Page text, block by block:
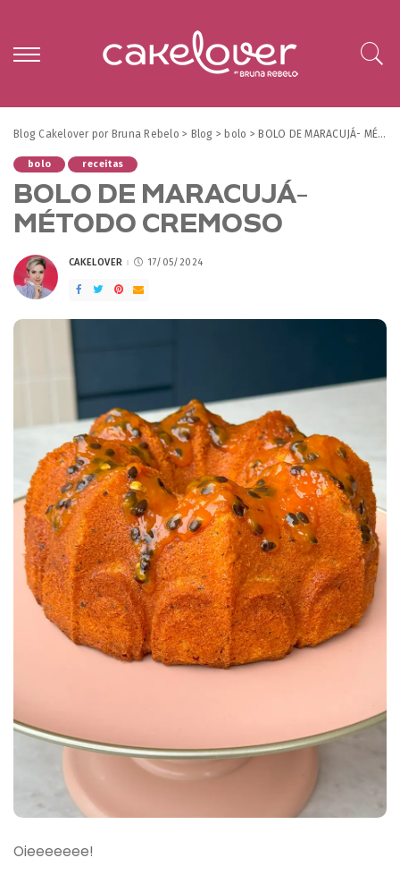
Blog Cakelover por Bruna Rebelo > Blog > bolo > BOLO DE MARACUJÁ- MÉTODO CREMOSO
bolo receitas
BOLO DE MARACUJÁ-
MÉTODO CREMOSO
POSTED
CAKELOVER 17/05/2024
Oieeeeeee!